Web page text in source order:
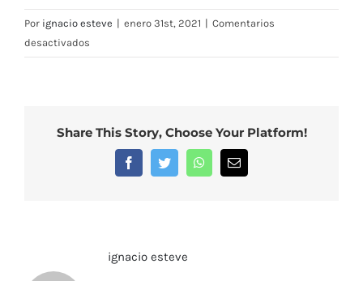
Por ignacio esteve | enero 31st, 2021 | Comentarios
desactivados
Esposas/pigüelas
Share This Story, Choose Your Platform!
FacebookTwitter WhatsAppCorreo
electrónico
ignacio esteve